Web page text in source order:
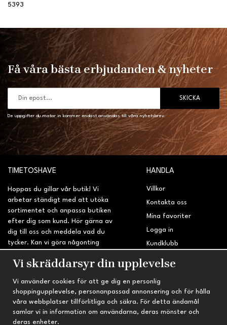
5393
Få våra bästa erbjudanden & nyheter
SKICKA
De uppgifter du matar in kommer endast användas till våra nyhetsbrev.
TIMETOSHAVE
Hoppas du gillar vår butik! Vi
arbetar ständigt med att utöka
sortimentet och anpassa butiken
efter dig som kund. Hör gärna av
dig till oss och meddela vad du
tycker. Kan vi göra någonting
sidan?
HANDLA
Villkor
Kontakta oss
Mina favoriter
Logga in
Kundklubb
Retur & Reklamation
INFORMATION
Om oss
Nyheter
TRYGG HANDEL
Fri frakt vid köp över 695 kr
Vi skräddarsyr din upplevelse
Vi använder cookies för att ge dig en personlig
shoppingupplevelse, personanpassad annonsering och för hålla
våra webbplatser tillförlitliga och säkra. För detta ändamål
samlar vi in information om användarna, deras mönster och
deras enheter.